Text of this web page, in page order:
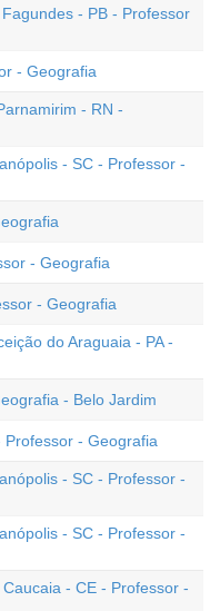
- PB - Professor
- Geografia
- RN -
- SC - Professor -
- Geografia
- Geografia
do Araguaia - PA -
- Belo Jardim
Professor - Geografia
- SC - Professor -
- SC - Professor -
- CE - Professor -